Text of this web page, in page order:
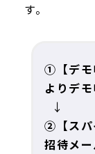
す。
①【デモ
よりデモ
↓
②【スパ
招待メー